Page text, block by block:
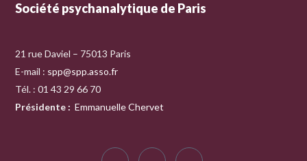
Société psychanalytique de Paris
21 rue Daviel – 75013 Paris
E-mail : spp@spp.asso.fr
Tél. : 01 43 29 66 70
Présidente : Emmanuelle Chervet